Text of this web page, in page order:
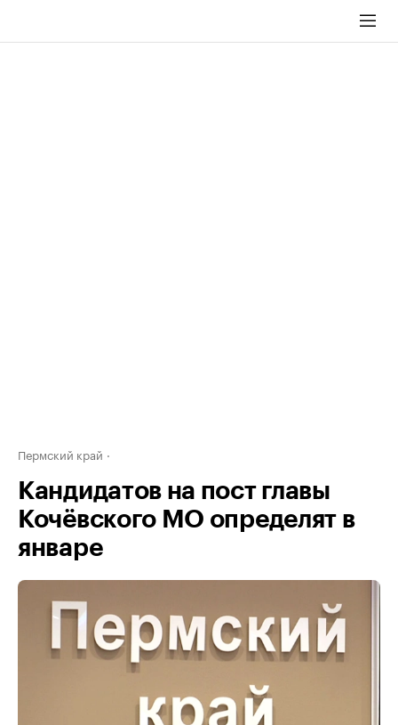
Пермский край
Кандидатов на пост главы
Кочёвского МО определят в
январе